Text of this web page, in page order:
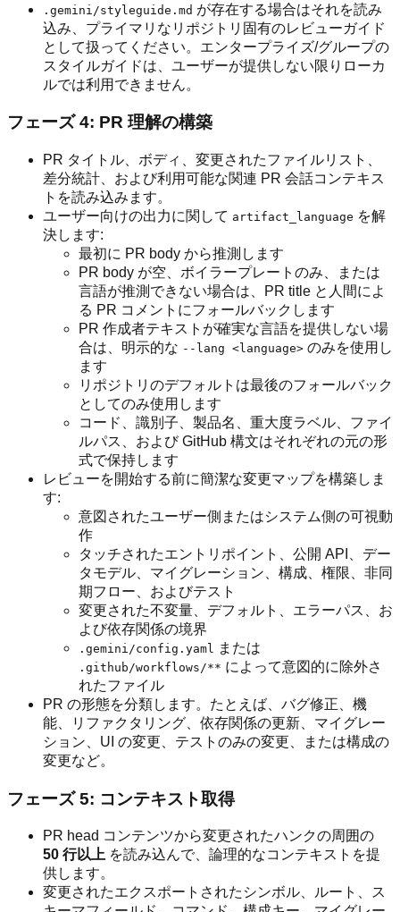
.gemini/styleguide.md が存在する場合はそれを読み
込み、プライマリなリポジトリ固有のレビューガイド
として扱ってください。エンタープライズ/グループの
スタイルガイドは、ユーザーが提供しない限りローカ
ルでは利用できません。
フェーズ 4: PR 理解の構築
PR タイトル、ボディ、変更されたファイルリスト、
差分統計、および利用可能な関連 PR 会話コンテキス
トを読み込みます。
ユーザー向けの出力に関して artifact_language を解
決します:
最初に PR body から推測します
PR body が空、ボイラープレートのみ、または
言語が推測できない場合は、PR title と人間によ
る PR コメントにフォールバックします
PR 作成者テキストが確実な言語を提供しない場
合は、明示的な --lang <language> のみを使用し
ます
リポジトリのデフォルトは最後のフォールバック
としてのみ使用します
コード、識別子、製品名、重大度ラベル、ファイ
ルパス、および GitHub 構文はそれぞれの元の形
式で保持します
レビューを開始する前に簡潔な変更マップを構築しま
す:
意図されたユーザー側またはシステム側の可視動
作
タッチされたエントリポイント、公開 API、デー
タモデル、マイグレーション、構成、権限、非同
期フロー、およびテスト
変更された不変量、デフォルト、エラーパス、お
よび依存関係の境界
.gemini/config.yaml または
.github/workflows/** によって意図的に除外さ
れたファイル
PR の形態を分類します。たとえば、バグ修正、機
能、リファクタリング、依存関係の更新、マイグレー
ション、UI の変更、テストのみの変更、または構成の
変更など。
フェーズ 5: コンテキスト取得
PR head コンテンツから変更されたハンクの周囲の
50 行以上 を読み込んで、論理的なコンテキストを提
供します。
変更されたエクスポートされたシンボル、ルート、ス